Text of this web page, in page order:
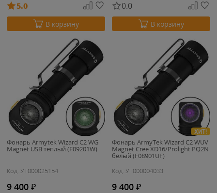
5.0
В корзину
0.0
В корзину
Фонарь Armytek Wizard C2 WG
Magnet USB теплый (F09201W)
Код: УТ000025154
9 400 ₽
ХИТ!
Фонарь ArmyTek Wizard C2 WUV
Magnet Cree XD16/Prolight PQ2N
белый (F08901UF)
Код: УТ000004033
9 400 ₽